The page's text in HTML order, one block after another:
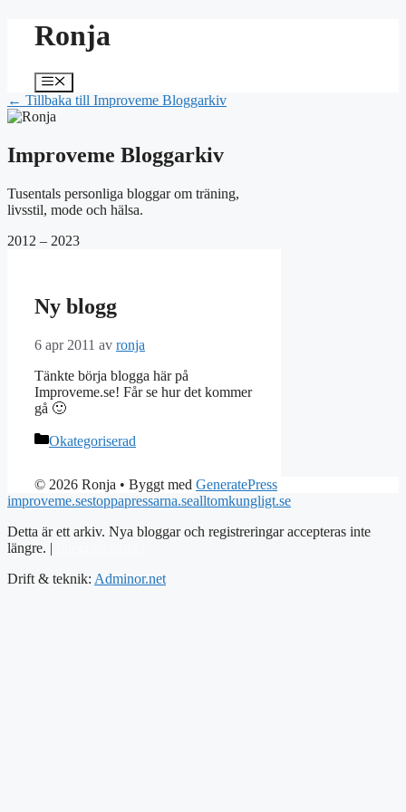
HoppaRonja
Meny
← Tillbaka till Improveme Bloggarkiv
Improveme Bloggarkiv
Tusentals personliga bloggar om träning,
livsstil, mode och hälsa.
2012 – 2023
Ny blogg
6 apr 2011 av ronja
Tänkte börja blogga här på
Improveme.se! Får se hur det kommer
gå 🙂
Kategorier
Okategoriserad
© 2026 Ronja • Byggt med GeneratePress
improveme.sestoppapressarna.sealltomkungligt.se
Detta är ett arkiv. Nya bloggar och registreringar accepteras inte
längre. |
Drift & teknik: Adminor.net